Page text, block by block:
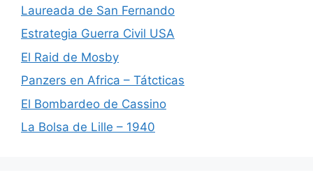
Laureada de San Fernando
Estrategia Guerra Civil USA
El Raid de Mosby
Panzers en Africa – Tátcticas
El Bombardeo de Cassino
La Bolsa de Lille – 1940